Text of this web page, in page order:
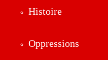
Histoire
Oppressions